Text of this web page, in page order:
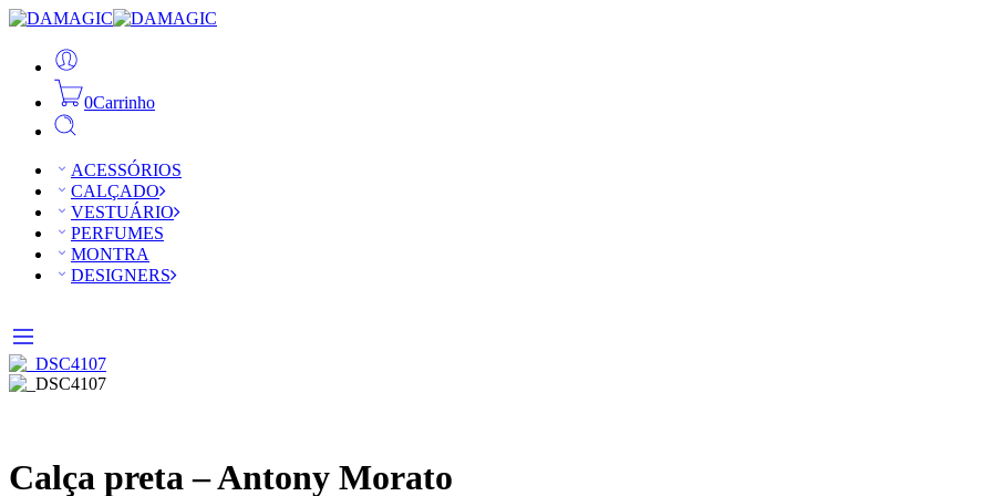
0Carrinho
ACESSÓRIOS
CALÇADO
VESTUÁRIO
PERFUMES
MONTRA
DESIGNERS
Calça preta – Antony Morato